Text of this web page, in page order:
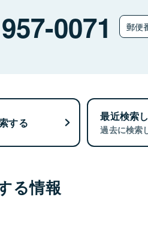
957-0071 郵便
する 最近検索
過去に検索
る情報